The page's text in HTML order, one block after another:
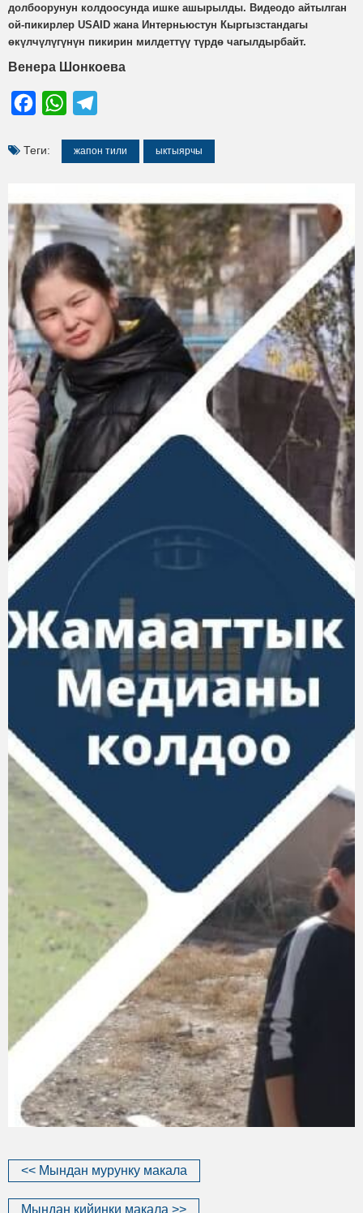
долбоорунун колдоосунда ишке ашырылды. Видеодо айтылган
ой-пикирлер USAID жана Интерньюстун Кыргызстандагы
өкүлчүлүгүнүн пикирин милдеттүү түрдө чагылдырбайт.
Венера Шонкоева
FacebookWhatsApp
Теги: жапон тили ыктыярчы
<< Мындан мурунку макала
Мындан кийинки макала >>